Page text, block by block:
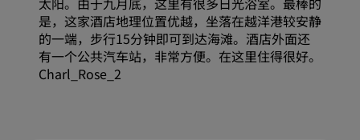
是，这家酒店地理位置优越，坐落在越洋港较安静
的一端，步行15分钟即可到达海滩。酒店外面还
有一个公共汽车站，非常方便。在这里住得很好。
Charl_Rose_2